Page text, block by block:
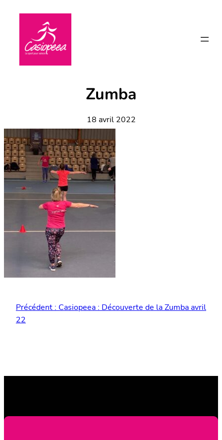
Zumba
18 avril 2022
Précédent :Casiopeea : Découverte de la Zumba avril
22